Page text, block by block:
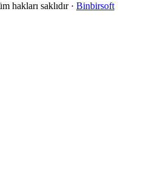
hakları saklıdır · Binbirsoft